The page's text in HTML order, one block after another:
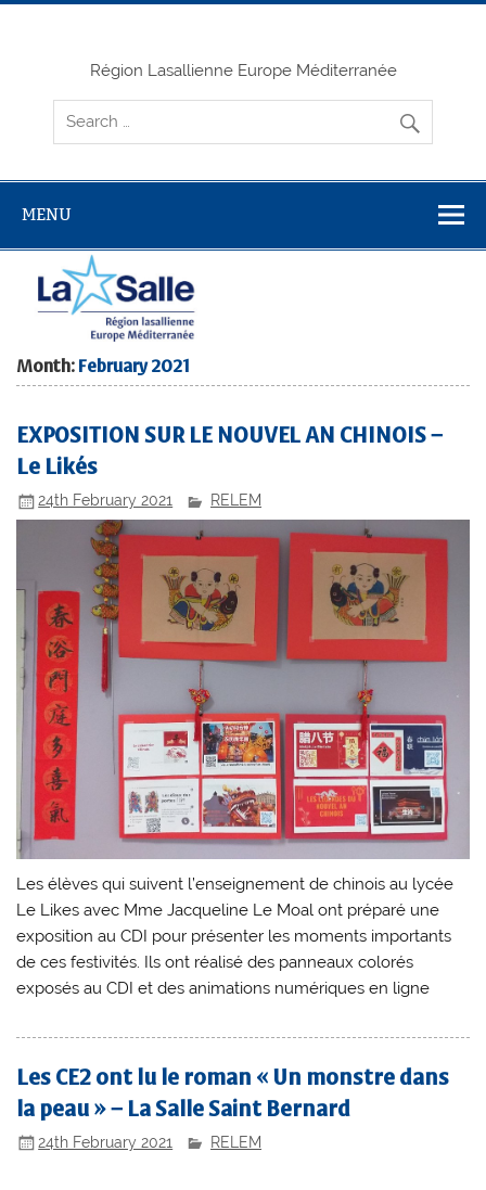
Skip
Région Lasallienne Europe Méditerranée
MENU
Month: February 2021
EXPOSITION SUR LE NOUVEL AN CHINOIS –
Le Likés
24th February 2021 RELEM
Les élèves qui suivent l’enseignement de chinois au lycée
Le Likes avec Mme Jacqueline Le Moal ont préparé une
exposition au CDI pour présenter les moments importants
de ces festivités. Ils ont réalisé des panneaux colorés
exposés au CDI et des animations numériques en ligne
Les CE2 ont lu le roman « Un monstre dans
la peau » – La Salle Saint Bernard
24th February 2021 RELEM